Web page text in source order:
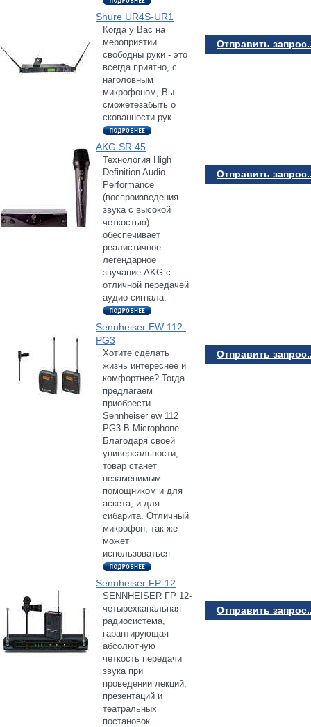
Shure UR4S-UR1
Когда у Вас на
мероприятии
свободны руки - это
всегда приятно, с
наголовным
микрофоном, Вы
сможетезабыть о
скованности рук.
Отправить
AKG SR 45
Технология High
Definition Audio
Performance
(воспроизведения
звука с высокой
четкостью)
обеспечивает
реалистичное
легендарное
звучание AKG с
отличной передачей
аудио сигнала.
Отправить
Sennheiser EW 112-
PG3
Хотите сделать
жизнь интереснее и
комфортнее? Тогда
предлагаем
приобрести
Sennheiser ew 112
PG3-B Microphone.
Благодаря своей
универсальности,
товар станет
незаменимым
помощником и для
аскета, и для
сибарита. Отличный
микрофон, так же
может
использоваться
Отправить
Sennheiser FP-12
SENNHEISER FP 12-
четырехканальная
радиосистема,
гарантирующая
абсолютную
четкость передачи
звука при
проведении лекций,
презентаций и
театральных
постановок.
Отправить